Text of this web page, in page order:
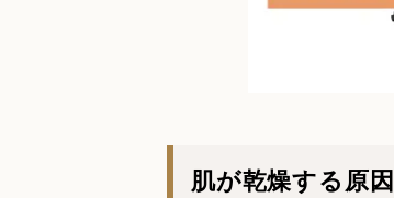
肌が乾燥する原因